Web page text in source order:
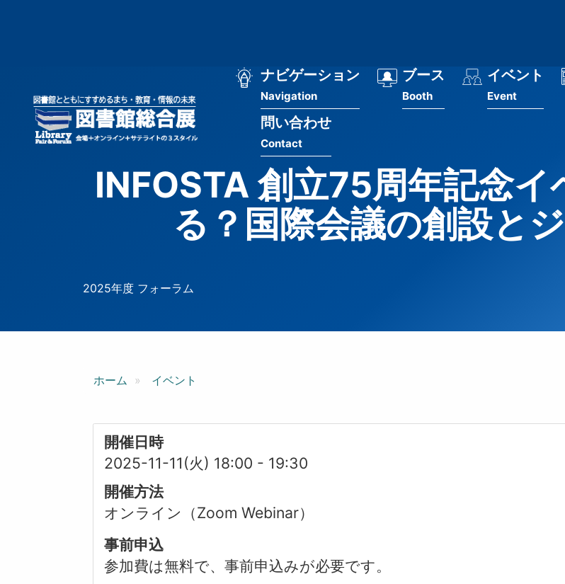
ー
ザ
メ
ナ
ビ
ゲ
ー
ン
ナビゲーション
Navigation
ブース
Booth
イベント
Event
問い合わせ
Contact
INFOSTA 創立75周年記念イ
る？国際会議の創設と
2025年度 フォーラム
ホーム イベント
開催日時
2025-11-11(火) 18:00 - 19:30
開催方法
オンライン（Zoom Webinar）
事前申込
参加費は無料で、事前申込みが必要です。